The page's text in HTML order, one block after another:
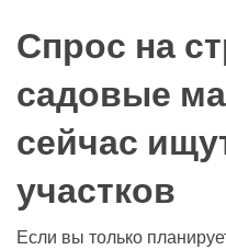
Спрос на
садовые
сейчас
участков
Если вы только